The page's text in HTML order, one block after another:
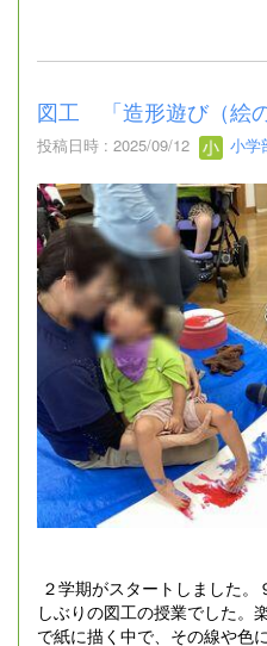
図工 「造形遊び（絵
投稿日時 : 2025/09/12 小学
２学期がスタートしました
しぶりの図工の授業でした。
で紙に描く中で、その線や色